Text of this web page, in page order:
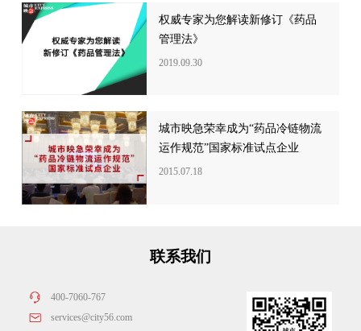
权威专家为您解读新修订《药品
管理法》
2019.09.30
城市映急荣幸成为“药品冷链物流
运作规范”国家标准试点企业
2015.07.18
联系我们
400-7060-767
services@city56.com